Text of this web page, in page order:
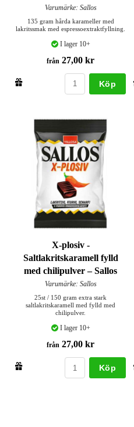
Varumärke: Sallos
135 gram hårda karameller med
lakritssmak med espressoextraktfyllning.
I lager 10+
från 27,00 kr
Köp
X-plosiv -
Saltlakritskaramell fylld
med chilipulver – Sallos
Varumärke: Sallos
25st / 150 gram extra stark
saltlakritskaramell med fylld med
chilipulver.
I lager 10+
från 27,00 kr
Köp